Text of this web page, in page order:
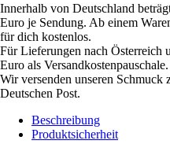
Innerhalb von Deutschland
Euro je Sendung. Ab einem
für dich kostenlos.
Für Lieferungen nach Österreich
Euro als Versandkostenpauschale.
Wir versenden unseren
Deutschen Post.
Beschreibung
Produktsicherheit